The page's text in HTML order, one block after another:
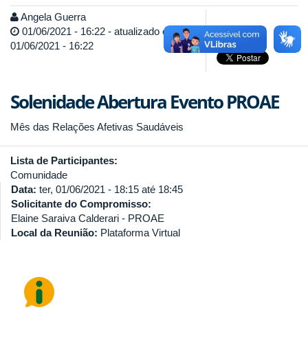
Angela Guerra
01/06/2021 - 16:22 - atualizado em
01/06/2021 - 16:22
Solenidade Abertura Evento PROAE
Mês das Relações Afetivas Saudáveis
Lista de Participantes:
Comunidade
Data: ter, 01/06/2021 - 18:15 até 18:45
Solicitante do Compromisso:
Elaine Saraiva Calderari - PROAE
Local da Reunião: Plataforma Virtual